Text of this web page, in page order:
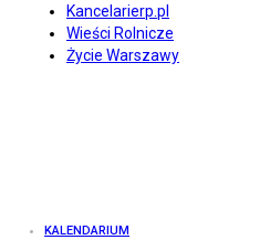
Kancelarierp.pl
Wieści Rolnicze
Życie Warszawy
KALENDARIUM